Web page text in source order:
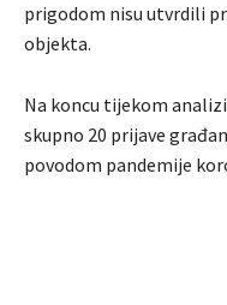
prigodom nisu utvrdili
objekta.
Na koncu tijekom
skupno 20 prijave
povodom pandemije